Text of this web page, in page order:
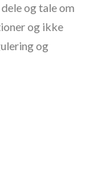
og tale om
og ikke
og